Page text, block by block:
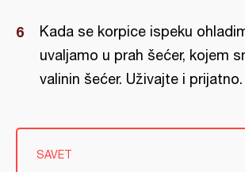
Kada se korpice ispeku
uvaljamo u prah šećer, kojem
valinin šećer. Uživajte i prijatno.
SAVET